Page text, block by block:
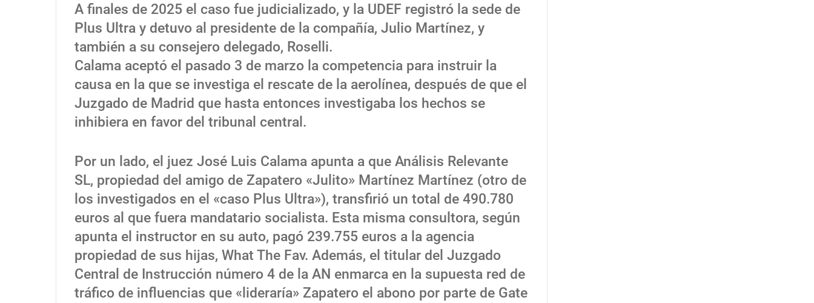
A finales de 2025 el caso fue judicializado, y la UDEF registró la sede de
Plus Ultra y detuvo al presidente de la compañía, Julio Martínez, y
también a su consejero delegado, Roselli.
Calama aceptó el pasado 3 de marzo la competencia para instruir la
causa en la que se investiga el rescate de la aerolínea, después de que el
Juzgado de Madrid que hasta entonces investigaba los hechos se
inhibiera en favor del tribunal central.
Por un lado, el juez José Luis Calama apunta a que Análisis Relevante
SL, propiedad del amigo de Zapatero «Julito» Martínez Martínez (otro de
los investigados en el «caso Plus Ultra»), transfirió un total de 490.780
euros al que fuera mandatario socialista. Esta misma consultora, según
apunta el instructor en su auto, pagó 239.755 euros a la agencia
propiedad de sus hijas, What The Fav. Además, el titular del Juzgado
Central de Instrucción número 4 de la AN enmarca en la supuesta red de
tráfico de influencias que «lideraría» Zapatero el abono por parte de Gate